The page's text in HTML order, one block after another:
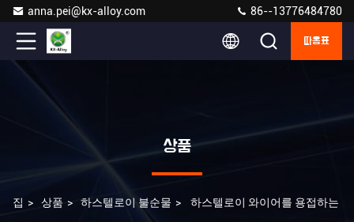
anna.pei@kx-alloy.com 86--13776484780
따옴표
상품
집 > 상품 > 하스텔로이 불순물 > 하스텔로이 와이어를 용접하는